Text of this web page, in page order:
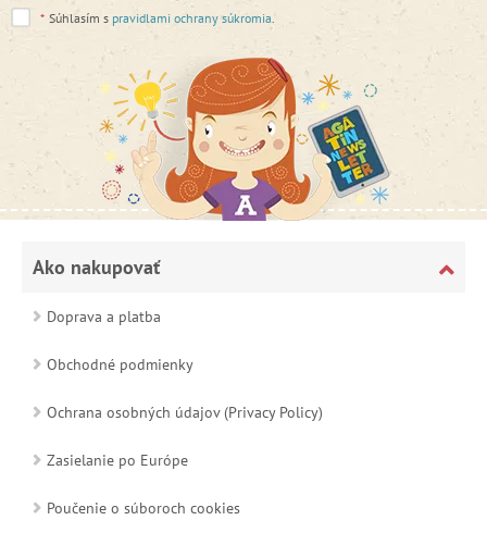
* Súhlasím s pravidlami ochrany súkromia.
Ako nakupovať
Doprava a platba
Obchodné podmienky
Ochrana osobných údajov (Privacy Policy)
Zasielanie po Európe
Poučenie o súboroch cookies